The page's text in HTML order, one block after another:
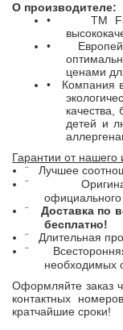
О производителе:
•
ТМ
•
ценами
•
Компания
качества,
детей и
Гарантии от нашего
¨ Лучшее
¨
официального
¨
Доставка по
бесплатно!
¨ Длительная
¨
необходимых
Оформляйте заказ
контактных
кратчайшие сроки!